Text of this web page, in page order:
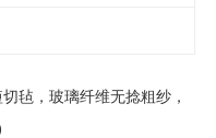
毡，玻璃纤维无捻粗纱，